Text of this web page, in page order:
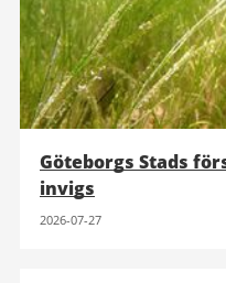
Göteborgs Stads
invigs
2026-07-27